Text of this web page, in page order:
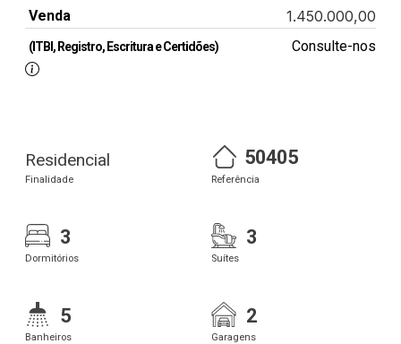
Venda
1.450.000,00
(ITBI, Registro, Escritura e Certidões) Consulte-nos
Residencial
Finalidade
50405
Referência
3
Dormitórios
3
Suítes
5
Banheiros
2
Garagens